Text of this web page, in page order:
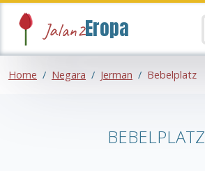
Jalan2Eropa
Home Negara Jerman Bebelplatz
BEBELPLATZ